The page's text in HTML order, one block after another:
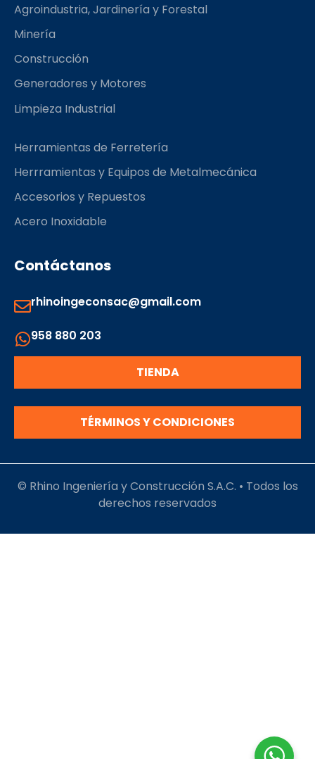
o
k
r
Agroindustria, Jardinería y Forestal
Minería
Construcción
Generadores y Motores
Limpieza Industrial
Herramientas de Ferretería
Herrramientas y Equipos de Metalmecánica
Accesorios y Repuestos
Acero Inoxidable
Contáctanos
rhinoingeconsac@gmail.com
958 880 203
TIENDA
TÉRMINOS Y CONDICIONES
© Rhino Ingeniería y Construcción S.A.C. • Todos los
derechos reservados